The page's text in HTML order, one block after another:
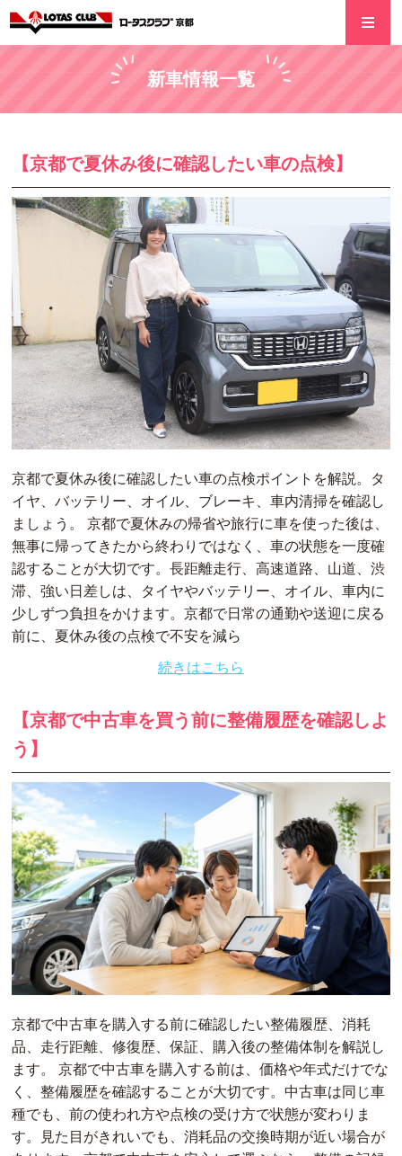
新車情報一覧
【京都で夏休み後に確認したい車の点検】
京都で夏休み後に確認したい車の点検ポイントを解説。タ
イヤ、バッテリー、オイル、ブレーキ、車内清掃を確認し
ましょう。 京都で夏休みの帰省や旅行に車を使った後は、
無事に帰ってきたから終わりではなく、車の状態を一度確
認することが大切です。長距離走行、高速道路、山道、渋
滞、強い日差しは、タイヤやバッテリー、オイル、車内に
少しずつ負担をかけます。京都で日常の通勤や送迎に戻る
前に、夏休み後の点検で不安を減ら
続きはこちら
【京都で中古車を買う前に整備履歴を確認しよ
う】
京都で中古車を購入する前に確認したい整備履歴、消耗
品、走行距離、修復歴、保証、購入後の整備体制を解説し
ます。 京都で中古車を購入する前は、価格や年式だけでな
く、整備履歴を確認することが大切です。中古車は同じ車
種でも、前の使われ方や点検の受け方で状態が変わりま
す。見た目がきれいでも、消耗品の交換時期が近い場合が